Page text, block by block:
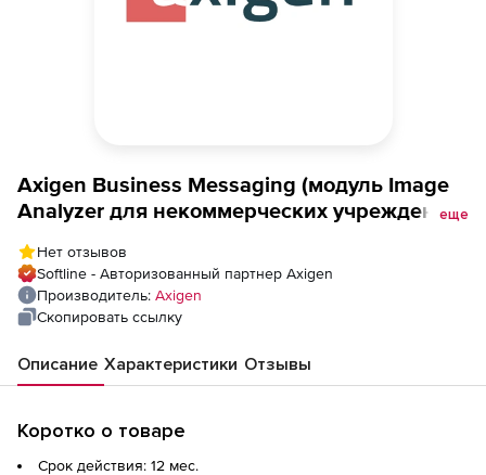
Axigen Business Messaging (модуль Image
Analyzer для некоммерческих учреждений
еще
Нет отзывов
Softline - Авторизованный партнер Axigen
Производитель: Axigen
Скопировать ссылку
Описание Характеристики Отзывы
Коротко о товаре
Срок действия: 12 мес.